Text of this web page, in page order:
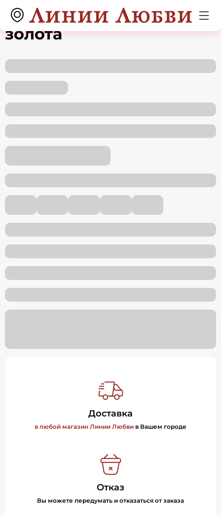
Подвеска из красного
золота
Доставка
в любой магазин Линии Любви в Вашем городе
Отказ
Вы можете передумать и отказаться от заказа